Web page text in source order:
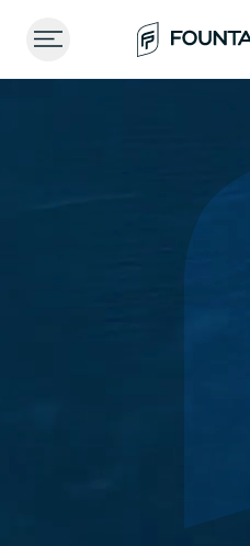
Menu
FOUNTAINE PAJOT